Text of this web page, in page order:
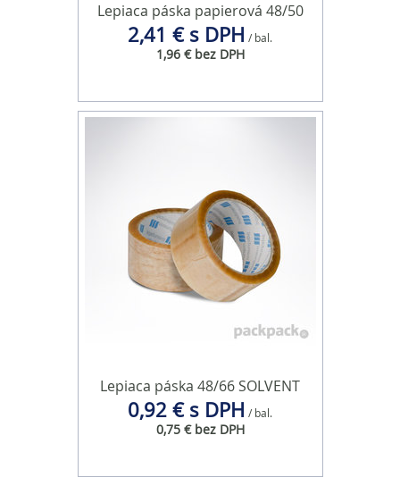
oblasti sociálnych médií, inzercie a analýzy. Títo partneri
môžu príslušné informácie skombinovať s ďalšími
údajmi, ktoré ste im poskytli alebo ktoré od vás získali,
Lepiaca páska papierová 48/50
2,41 € s DPH / bal.
1,96 € bez DPH
Lepiaca páska 48/66 SOLVENT
0,92 € s DPH / bal.
0,75 € bez DPH